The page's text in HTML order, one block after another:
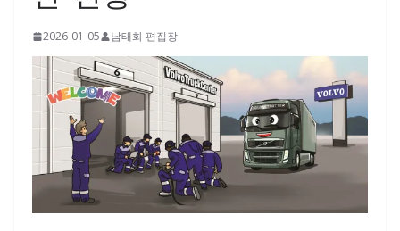
2026-01-05 남태화 편집장